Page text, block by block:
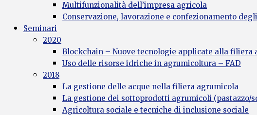
Multifunzionalità dell’impresa agricola
Conservazione, lavorazione e confezionamento
Seminari
2020
Blockchain – Nuove tecnologie applicate alla filiera
Uso delle risorse idriche in agrumicoltura – FAD
2018
La gestione delle acque nella filiera agrumicola
La gestione dei sottoprodotti agrumicoli (pastazzo/
Agricoltura sociale e tecniche di inclusione sociale